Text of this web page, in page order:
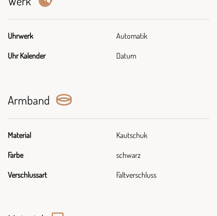
Uhrwerk Automatik
Uhr Kalender Datum
Armband
Material Kautschuk
Farbe schwarz
Verschlussart Faltverschluss